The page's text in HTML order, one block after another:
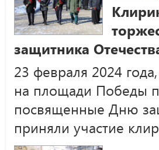
защитника
23 февраля 2024
на площади Победы
посвященные Дню
приняли участие